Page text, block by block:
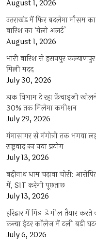
August 1, 2026
उत्तराखंड में फिर बदलेगा मौसम
बारिश का ‘येलो अलर्ट’
August 1, 2026
भारी बारिश से हसनपुर कल्याणपुर
मिली मदद
July 30, 2026
डाक विभाग दे रहा फ्रेंचाइजी
30% तक मिलेगा कमीशन
July 29, 2026
गंगासागर से गंगोत्री तक भगवा
राष्ट्रवाद का नया प्रयोग
July 13, 2026
बद्रीनाथ धाम चढ़ावा चोरी:
में, SIT करेगी पूछताछ
July 13, 2026
हरिद्वार में मिड-डे मील तैयार
कन्या इंटर कॉलेज में टली बड़ी
July 6, 2026